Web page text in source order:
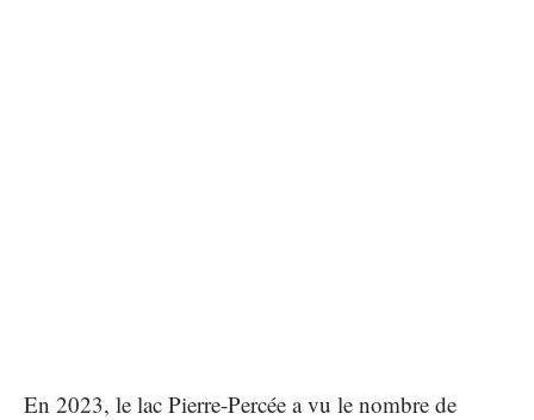
En 2023, le lac Pierre-Percée a vu le nombre de